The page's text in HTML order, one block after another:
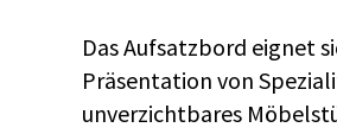
Das Aufsatzbord eignet
Präsentation von
unverzichtbares